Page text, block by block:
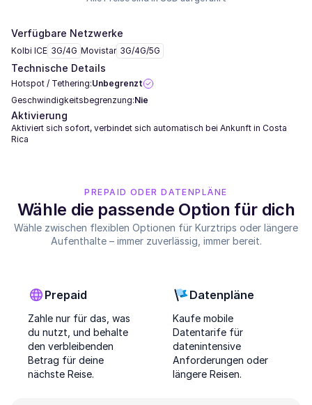
Verfügbare Netzwerke
Kolbi ICE 3G/4G Movistar 3G/4G/5G
Technische Details
Hotspot / Tethering:Unbegrenzt
Geschwindigkeitsbegrenzung:Nie
Aktivierung
Aktiviert sich sofort, verbindet sich automatisch bei Ankunft in Costa
Rica
PREPAID ODER DATENPLÄNE
Wähle die passende Option für dich
Wähle zwischen flexiblen Optionen für Kurztrips oder längere
Aufenthalte – immer zuverlässig, immer bereit.
Prepaid
Zahle nur für das, was
du nutzt, und behalte
den verbleibenden
Betrag für deine
nächste Reise.
Datenpläne
Kaufe mobile
Datentarife für
datenintensive
Anforderungen oder
längere Reisen.